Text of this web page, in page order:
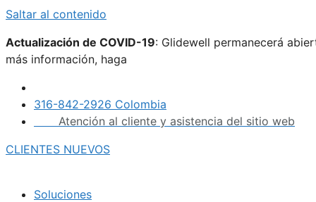
Saltar al contenido
Actualización de COVID-19: Glidewell permanecerá
más información, haga
316-842-2926 Colombia
Atención al cliente y asistencia del sitio web
CLIENTES NUEVOS
Soluciones